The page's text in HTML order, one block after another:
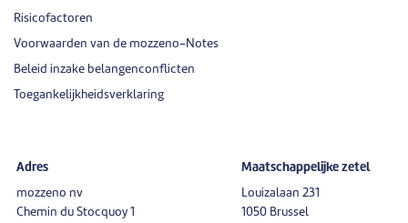
Risicofactoren
Voorwaarden van de mozzeno-Notes
Beleid inzake belangenconflicten
Toegankelijkheidsverklaring
Adres
mozzeno nv
Chemin du Stocquoy 1
Maatschappelijke zetel
Louizalaan 231
1050 Brussel